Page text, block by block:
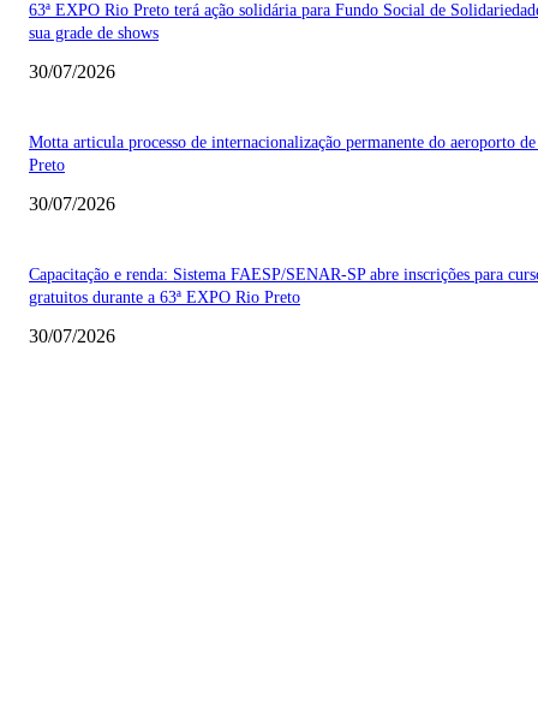
63ª EXPO Rio Preto terá ação solidária para Fundo Social de
sua grade de shows
30/07/2026
Motta articula processo de internacionalização permanente do aeroporto
Preto
30/07/2026
Capacitação e renda: Sistema FAESP/SENAR-SP abre inscrições para
gratuitos durante a 63ª EXPO Rio Preto
30/07/2026